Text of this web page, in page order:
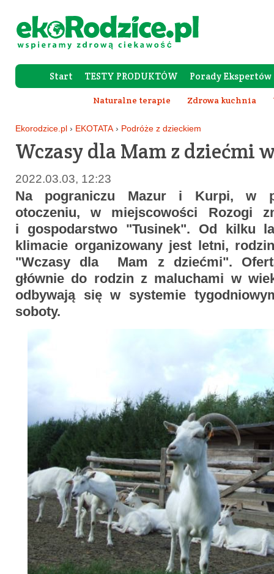
Start TESTY PRODUKTÓW Porady Ekspertów
Forum
Naturalne terapie Zdrowa kuchnia
Ekorodzice.pl › EKOTATA › Podróże z dzieckiem
Wczasy dla Mam z dziećmi
2022.03.03, 12:23
Na pograniczu Mazur i Kurpi, w
otoczeniu, w miejscowości Rozogi
i gospodarstwo "Tusinek". Od kilku
klimacie organizowany jest letni,
"Wczasy dla Mam z dziećmi".
głównie do rodzin z maluchami w
odbywają się w systemie
soboty.